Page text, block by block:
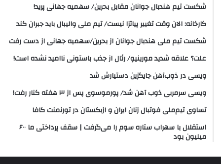
شکست تیم هندبال جوانان مقابل بحرین/ سهمیه جهانی پرید!
کارخانه: الان وقت تغییر پیاتزا نیست/ تیم ملی والیبال باید جبران کند
شکست تیم ملی هندبال جوانان از بحرین/سهمیه جهانی از دست رفت
علت؟ علاقه شدید مورینیو/ رئال از جذب باستونی ناامید نشده است!
ویسی در ذوب‌آهن جایگزین دستیارش شد
ویسی سرمربی ذوب آهن شد/ پورموسوی پس از ۳ هفته کنار رفت!
تساوی تیم‌ملی فوتبال زنان ایران و ازبکستان در تورنمنت کافا
استقلال با سهراب ستاره سوم را می‌گرفت | سقف پرداختی ما ۶۰۰
میلیون بود